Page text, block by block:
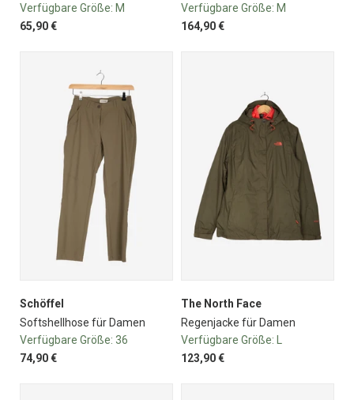
Verfügbare Größe: M
65,90 €
Verfügbare Größe: M
164,90 €
Schöffel
Softshellhose für Damen
Verfügbare Größe: 36
74,90 €
The North Face
Regenjacke für Damen
Verfügbare Größe:
123,90 €